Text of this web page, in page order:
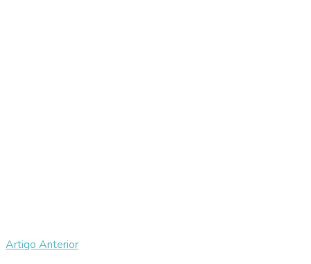
Artigo Anterior